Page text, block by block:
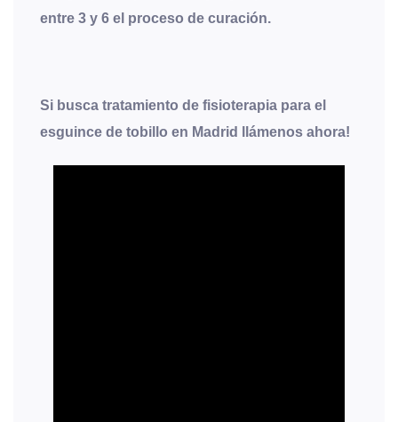
entre 3 y 6 el proceso de curación.
Si busca tratamiento de fisioterapia para el
esguince de tobillo en Madrid llámenos ahora!